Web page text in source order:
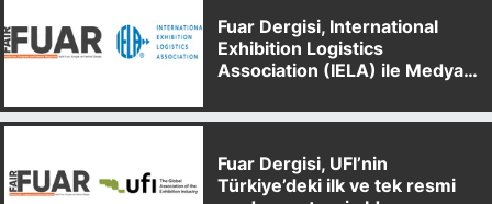
Fuar Dergisi, International
Exhibition Logistics
Association (IELA) ile Medya
Fuar Dergisi, UFI’nin
Türkiye’deki ilk ve tek resmi